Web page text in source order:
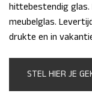
hittebestendig glas.
meubelglas.
drukte en in
STEL HIER JE